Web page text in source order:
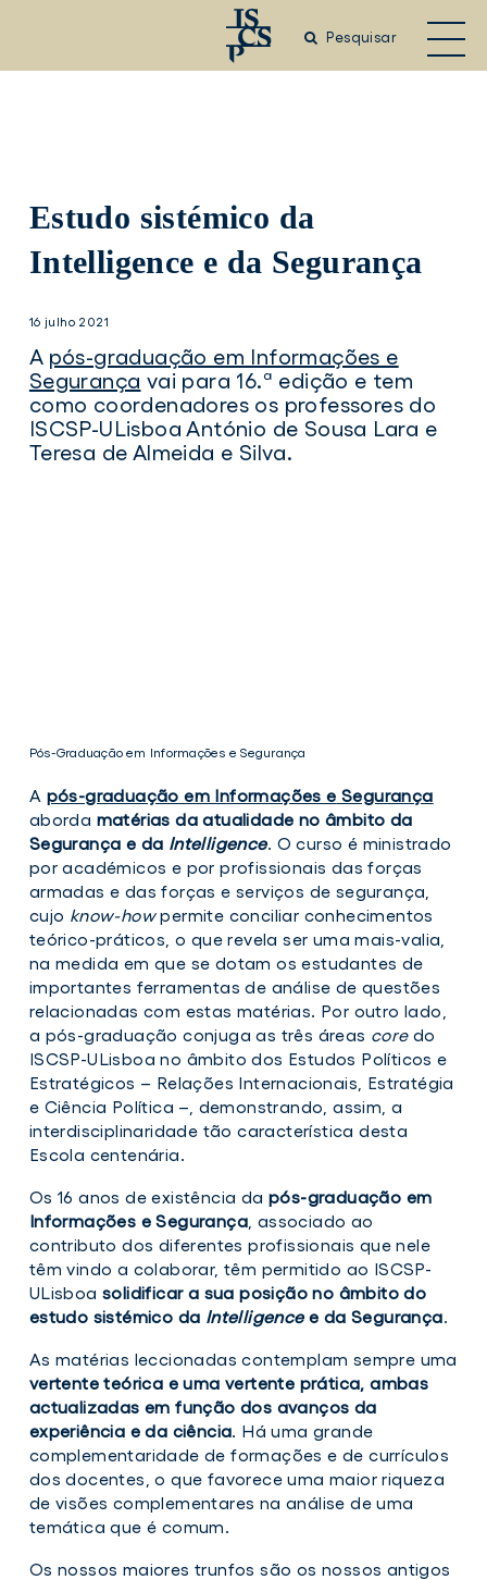
Pesquisar
Estudo sistémico da
Intelligence e da Segurança
16 julho 2021
A pós-graduação em Informações e
Segurança vai para 16.ª edição e tem
como coordenadores os professores do
ISCSP-ULisboa António de Sousa Lara e
Teresa de Almeida e Silva.
Pós-
Graduação
Informações
e
Segurança
Pós-Graduação em Informações e Segurança
A pós-graduação em Informações e Segurança
aborda matérias da atualidade no âmbito da
Segurança e da Intelligence. O curso é ministrado
por académicos e por profissionais das forças
armadas e das forças e serviços de segurança,
cujo know-howpermite conciliar conhecimentos
teórico-práticos, o que revela ser uma mais-valia,
na medida em que se dotam os estudantes de
importantes ferramentas de análise de questões
relacionadas com estas matérias. Por outro lado,
a pós-graduação conjuga as três áreas coredo
ISCSP-ULisboa no âmbito dos Estudos Políticos e
Estratégicos – Relações Internacionais, Estratégia
e Ciência Política –, demonstrando, assim, a
interdisciplinaridade tão característica desta
Escola centenária.
Os 16 anos de existência dapós-graduação em
Informações e Segurança , associado ao
contributo dos diferentes profissionais que nele
têm vindo a colaborar, têm permitido ao ISCSP-
ULisboasolidificar a sua posição no âmbito do
estudo sistémico da Intelligencee da Segurança.
As matérias leccionadas contemplam sempre uma
vertente teórica e uma vertente prática, ambas
actualizadas em função dos avanços da
experiência e da ciência. Há uma grande
complementaridade de formações e de currículos
dos docentes, o que favorece uma maior riqueza
de visões complementares na análise de uma
temática que é comum.
Os nossos maiores trunfos são os nossos antigos